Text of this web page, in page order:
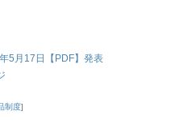
5月17日【PDF】発表
制度